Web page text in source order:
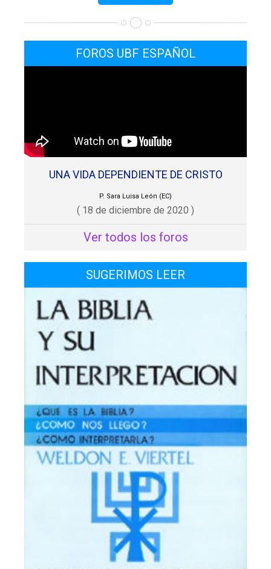
FOROS UBF ESPAÑOL
UNA VIDA DEPENDIENTE DE CRISTO
P. Sara Luisa León (EC)
( 18 de diciembre de 2020 )
Ver todos los foros
SUGERIMOS LEER